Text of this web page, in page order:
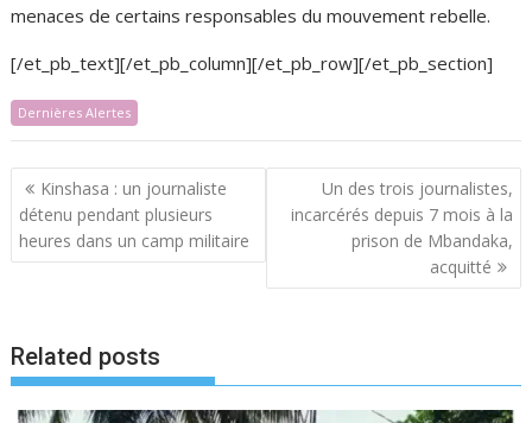
menaces de certains responsables du mouvement rebelle.
[/et_pb_text][/et_pb_column][/et_pb_row][/et_pb_section]
Dernières Alertes
Navigation
de
l’article
Kinshasa : un journaliste
détenu pendant plusieurs
heures dans un camp militaire
Un des trois journalistes,
incarcérés depuis 7 mois à la
prison de Mbandaka,
acquitté
Related posts